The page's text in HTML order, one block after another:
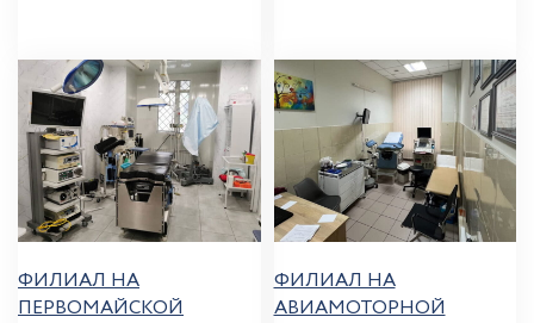
ФИЛИАЛ НА
ПЕРВОМАЙСКОЙ
ФИЛИАЛ НА
АВИАМОТОРНОЙ